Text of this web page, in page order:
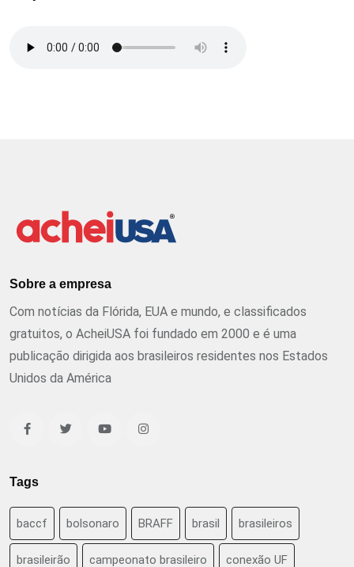
Sobre a empresa
Com notícias da Flórida, EUA e mundo, e classificados
gratuitos, o AcheiUSA foi fundado em 2000 e é uma
publicação dirigida aos brasileiros residentes nos Estados
Unidos da América
Tags
baccf bolsonaro BRAFF brasil brasileiros
brasileirão campeonato brasileiro conexão UF